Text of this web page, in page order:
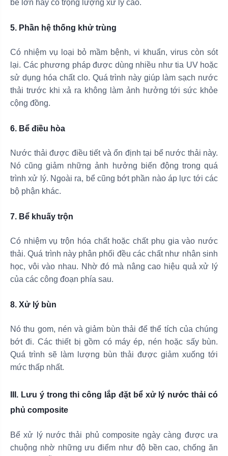
bể lớn hay có trọng lượng xử lý cao.
5. Phần hệ thống khử trùng
Có nhiệm vụ loại bỏ mầm bệnh, vi khuẩn, virus còn sót
lại. Các phương pháp được dùng nhiều như tia UV hoặc
sử dụng hóa chất clo. Quá trình này giúp làm sạch nước
thải trước khi xả ra không làm ảnh hưởng tới sức khỏe
cộng đồng.
6. Bể điều hòa
Nước thải được điều tiết và ổn định tại bể nước thải này.
Nó cũng giảm những ảnh hưởng biến động trong quá
trình xử lý. Ngoài ra, bể cũng bớt phần nào áp lực tới các
bộ phận khác.
7. Bể khuấy trộn
Có nhiệm vụ trộn hóa chất hoặc chất phụ gia vào nước
thải. Quá trình này phân phối đều các chất như nhân sinh
học, vôi vào nhau. Nhờ đó mà nâng cao hiệu quả xử lý
của các công đoạn phía sau.
8. Xử lý bùn
Nó thu gom, nén và giảm bùn thải để thể tích của chúng
bớt đi. Các thiết bị gồm có máy ép, nén hoặc sấy bùn.
Quá trình sẽ làm lượng bùn thải được giảm xuống tới
mức thấp nhất.
III. Lưu ý trong thi công lắp đặt bể xử lý nước thải có
phủ composite
Bể xử lý nước thải phủ composite ngày càng được ưa
chuộng nhờ những ưu điểm như độ bền cao, chống ăn